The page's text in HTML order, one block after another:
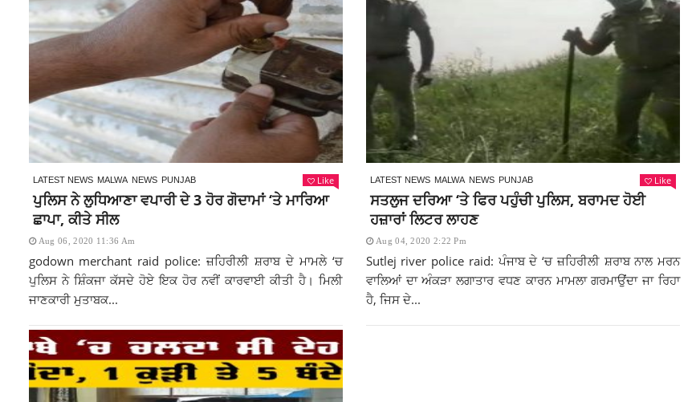
LATEST NEWS MALWA NEWS PUNJAB Like
ਪੁਲਿਸ ਨੇ ਲੁਧਿਆਣਾ ਵਪਾਰੀ ਦੇ 3 ਹੋਰ ਗੋਦਾਮਾਂ ‘ਤੇ ਮਾਰਿਆ
ਛਾਪਾ, ਕੀਤੇ ਸੀਲ
Aug 06, 2020 11:36 Am
godown merchant raid police: ਜ਼ਹਿਰੀਲੀ ਸ਼ਰਾਬ ਦੇ ਮਾਮਲੇ ‘ਚ
ਪੁਲਿਸ ਨੇ ਸ਼ਿੰਕਜਾ ਕੱਸਦੇ ਹੋਏ ਇਕ ਹੋਰ ਨਵੀਂ ਕਾਰਵਾਈ ਕੀਤੀ ਹੈ। ਮਿਲੀ
ਜਾਣਕਾਰੀ ਮੁਤਾਬਕ...
LATEST NEWS MALWA NEWS PUNJAB Like
ਸਤਲੁਜ ਦਰਿਆ ‘ਤੇ ਫਿਰ ਪਹੁੰਚੀ ਪੁਲਿਸ, ਬਰਾਮਦ ਹੋਈ
ਹਜ਼ਾਰਾਂ ਲਿਟਰ ਲਾਹਣ
Aug 04, 2020 2:22 Pm
Sutlej river police raid: ਪੰਜਾਬ ਦੇ ‘ਚ ਜ਼ਹਿਰੀਲੀ ਸ਼ਰਾਬ ਨਾਲ ਮਰਨ
ਵਾਲਿਆਂ ਦਾ ਅੰਕੜਾ ਲਗਾਤਾਰ ਵਧਣ ਕਾਰਨ ਮਾਮਲਾ ਗਰਮਾਉਂਦਾ ਜਾ ਰਿਹਾ
ਹੈ, ਜਿਸ ਦੇ...